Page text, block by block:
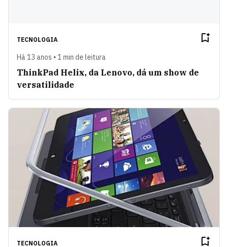
TECNOLOGIA
Há 13 anos • 1 min de leitura
ThinkPad Helix, da Lenovo, dá um show de
versatilidade
TECNOLOGIA